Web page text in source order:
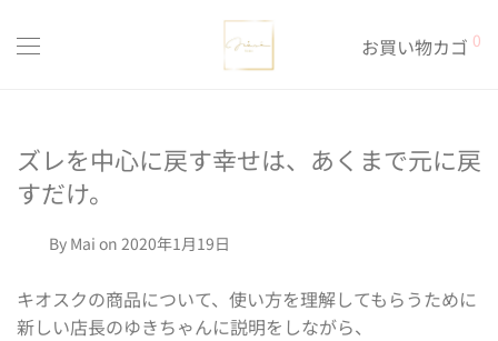
お買い物カゴ 0
ズレを中心に戻す幸せは、あくまで元に戻
すだけ。
By Mai on 2020年1月19日
キオスクの商品について、使い方を理解してもらうために
新しい店長のゆきちゃんに説明をしながら、